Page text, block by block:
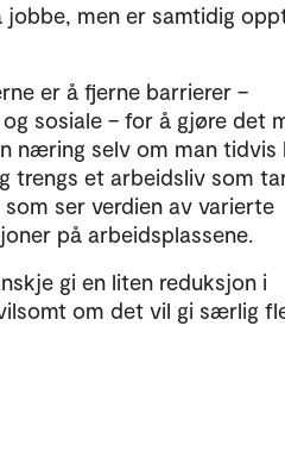
jobbe, men er samtidig
er å fjerne barrierer –
sosiale – for å gjøre det
næring selv om man tidvis
trengs et arbeidsliv som
ser verdien av varierte
på arbeidsplassene.
gi en liten reduksjon i
om det vil gi særlig